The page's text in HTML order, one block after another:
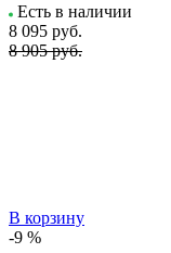
Есть в наличии
8 095 руб.
8 905 руб.
В корзину
-9 %